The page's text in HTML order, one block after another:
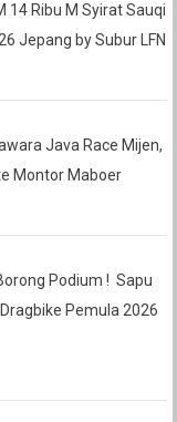
14 Ribu M Syirat Sauqi
Jepang by Subur LFN
Java Race Mijen,
Montor Maboer
Podium ! Sapu
Pemula 2026